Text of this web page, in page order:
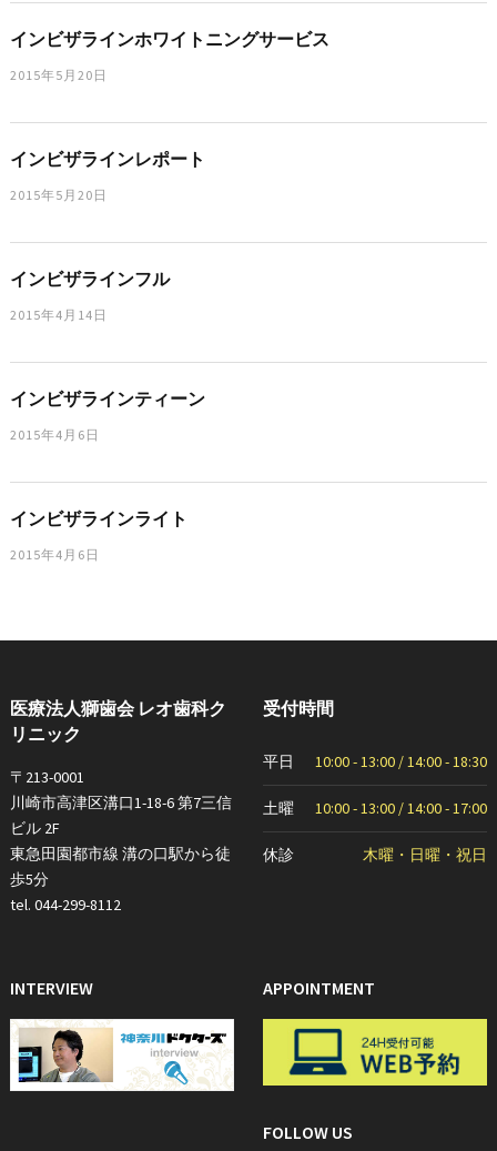
インビザラインホワイトニングサービス
2015年5月20日
インビザラインレポート
2015年5月20日
インビザラインフル
2015年4月14日
インビザラインティーン
2015年4月6日
インビザラインライト
2015年4月6日
医療法人獅歯会 レオ歯科ク
リニック
〒213-0001
川崎市高津区溝口1-18-6 第7三信
ビル 2F
東急田園都市線 溝の口駅から徒
歩5分
tel. 044-299-8112
受付時間
平日 10:00 - 13:00 / 14:00 - 18:30
土曜 10:00 - 13:00 / 14:00 - 17:00
休診 木曜・日曜・祝日
INTERVIEW APPOINTMENT
FOLLOW US